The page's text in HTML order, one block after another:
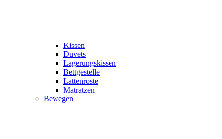
Kissen
Duvets
Lagerungskissen
Bettgestelle
Lattenroste
Matratzen
Bewegen